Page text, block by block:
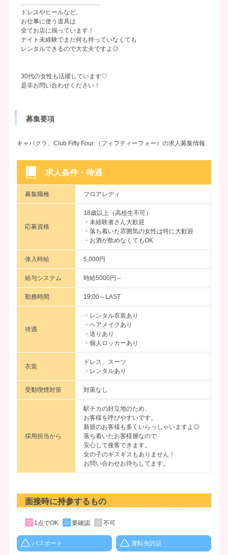
ドレスやヒールなど、
お仕事に使う道具は
全てお店に揃っています！
ナイト未経験でまだ何も持っていなくても
レンタルできるので大丈夫ですよ◎
30代の女性も活躍しています♡
是非お問い合わせください！
募集要項
キャバクラ、Club Fifty Four （フィフティーフォー）の求人募集情報
求人条件・待遇
募集職種 フロアレディ
応募資格
18歳以上（高校生不可）
・未経験者さん大歓迎
・落ち着いた雰囲気の女性は特に大歓迎
・お酒が飲めなくてもOK
体入時給 5,000円
給与システム 時給5000円～
勤務時間 19:00～LAST
待遇
・レンタル衣装あり
・ヘアメイクあり
・送りあり
・個人ロッカーあり
衣装
ドレス、スーツ
・レンタルあり
受動喫煙対策 対策なし
採用担当から
駅チカの好立地のため、
お客様を呼びやすいです。
新規のお客様も多くいらっしゃいますよ◎
落ち着いたお客様層なので
安心して接客できます。
女の子のギスギスもありません！
お問い合わせお待ちしてます。
面接時に持参するもの
1点でOK 要確認 不可
パスポート 運転免許証